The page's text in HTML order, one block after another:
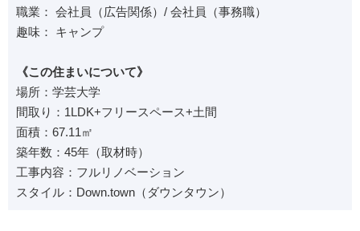
職業： 会社員（広告関係）/ 会社員（事務職）
趣味： キャンプ
《この住まいについて》
場所：学芸大学
間取り：1LDK+フリースペース+土間
面積：67.11㎡
築年数：45年（取材時）
工事内容：フルリノベーション
スタイル：Down.town（ダウンタウン）